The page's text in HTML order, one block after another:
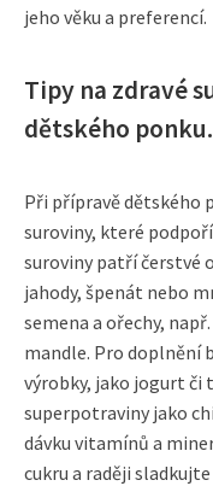
jeho věku a preferencí.
Tipy na zdravé
dětského ponku.
Při přípravě dětského
suroviny, které
suroviny patří čerstvé
jahody, špenát nebo
semena a ořechy,
mandle. Pro doplnění
výrobky, jako jogurt či
superpotraviny jako
dávku vitamínů a
cukru a raději